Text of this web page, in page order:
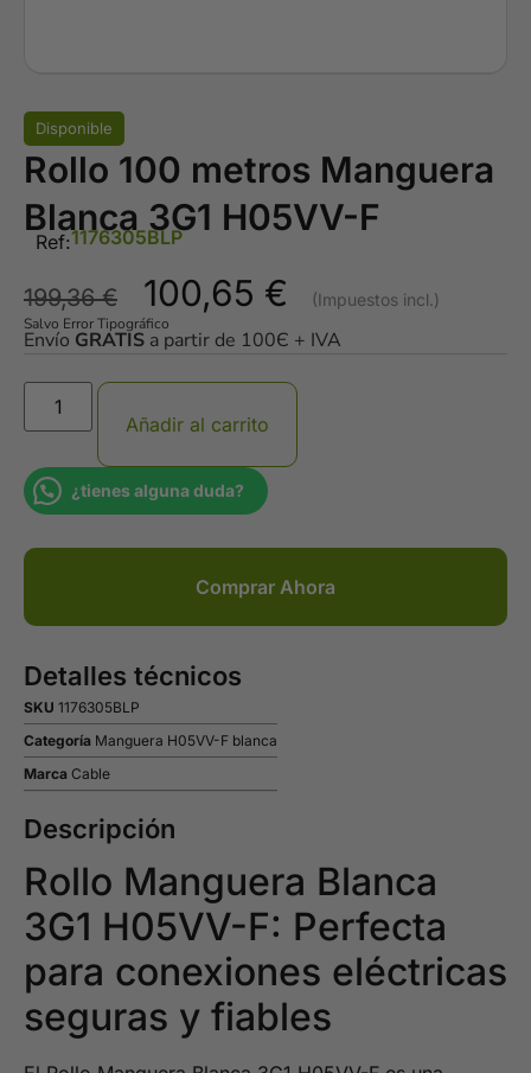
Disponible
Rollo 100 metros Manguera
Blanca 3G1 H05VV-F
Ref:1176305BLP
199,36€ 100,65 €
Salvo Error Tipográfico
Envío GRATIS a partir de 100Є + IVA
Añadir al carrito
¿tienes alguna duda?
Comprar Ahora
Detalles técnicos
SKU 1176305BLP
Categoría Manguera H05VV-F blanca
Marca Cable
Descripción
Rollo Manguera Blanca
3G1 H05VV-F: Perfecta
para conexiones eléctricas
seguras y fiables